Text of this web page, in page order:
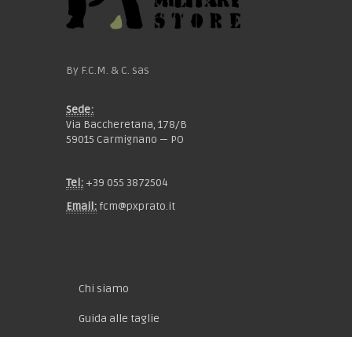
By F.C.M. & C. sas
Sede:
Via Baccheretana, 178/B
59015 Carmignano — PO
Tel: +39 055 3872504
Email: fcm@pxprato.it
Chi siamo
Guida alle taglie